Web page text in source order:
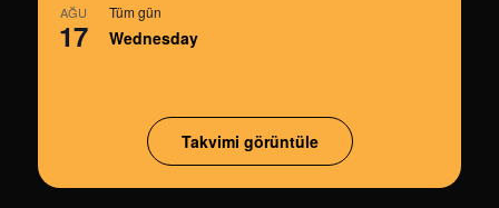
AĞU
17
Tüm gün
Wednesday
Takvimi görüntüle